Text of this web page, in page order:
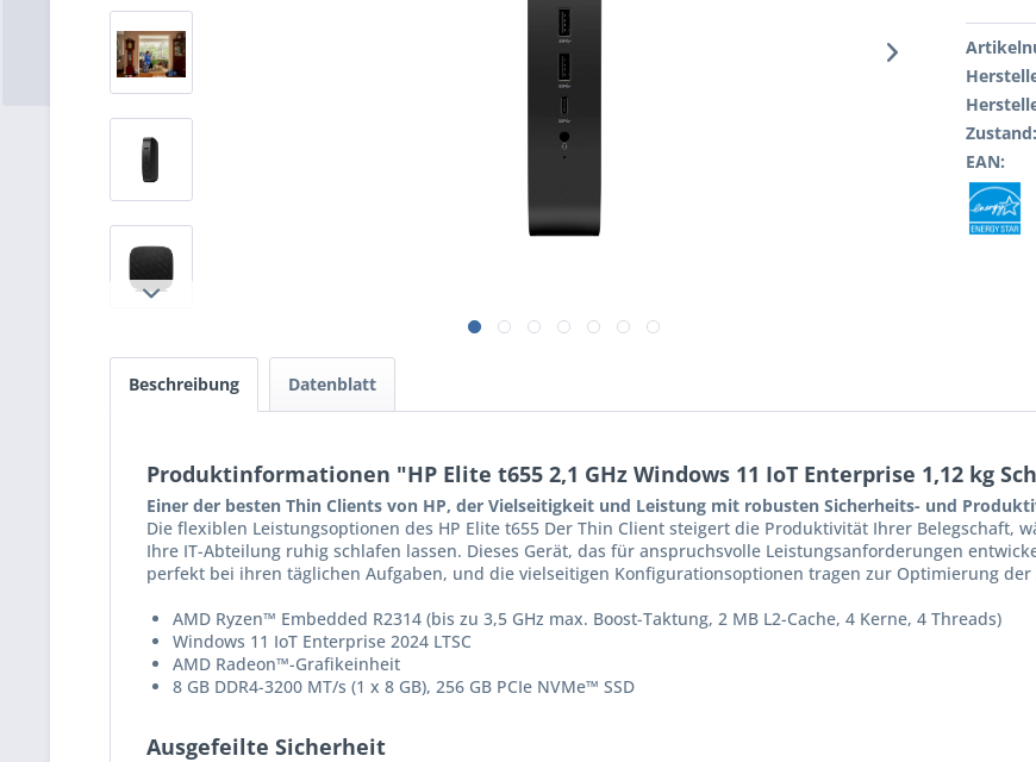
Zustand:
EAN:
Beschreibung Datenblatt
Produktinformationen "HP Elite t655 2,1 GHz Windows 11 IoT Enterprise 1,12 kg
Einer der besten Thin Clients von HP, der Vielseitigkeit und Leistung mit robusten Sicherheits- und
Die flexiblen Leistungsoptionen des HP Elite t655 Der Thin Client steigert die Produktivität Ihrer Belegschaft,
Ihre IT-Abteilung ruhig schlafen lassen. Dieses Gerät, das für anspruchsvolle Leistungsanforderungen
perfekt bei ihren täglichen Aufgaben, und die vielseitigen Konfigurationsoptionen tragen zur Optimierung
AMD Ryzen™ Embedded R2314 (bis zu 3,5 GHz max. Boost-Taktung, 2 MB L2-Cache, 4 Kerne, 4 Threads)
Windows 11 IoT Enterprise 2024 LTSC
AMD Radeon™-Grafikeinheit
8 GB DDR4-3200 MT/s (1 x 8 GB), 256 GB PCIe NVMe™ SSD
Ausgefeilte Sicherheit